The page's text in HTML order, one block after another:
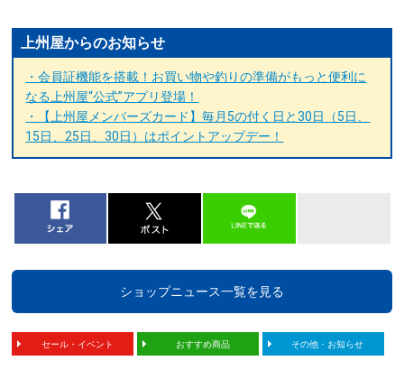
上州屋からのお知らせ
・会員証機能を搭載！お買い物や釣りの準備がもっと便利に
なる上州屋“公式”アプリ登場！
・【上州屋メンバーズカード】毎月5の付く日と30日（5日、
15日、25日、30日）はポイントアップデー！
ショップニュース一覧を見る
セール・イベント おすすめ商品 その他・お知らせ